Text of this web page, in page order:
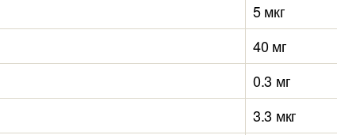
5 мкг
40 мг
0.3 мг
3.3 мкг